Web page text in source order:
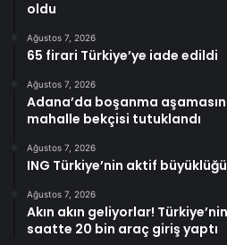
oldu
Ağustos 7, 2026
65 firari Türkiye’ye iade edildi
Ağustos 7, 2026
Adana’da boşanma
mahalle bekçisi tutuklandı
Ağustos 7, 2026
ING Türkiye’nin aktif
Ağustos 7, 2026
Akın akın geliyorlar!
saatte 20 bin araç giriş yaptı